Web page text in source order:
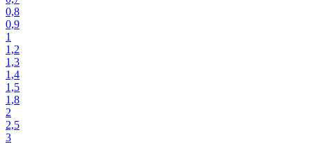
0,8
0,9
1
1,2
1,3
1,4
1,5
1,8
2
2,5
3